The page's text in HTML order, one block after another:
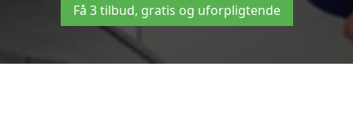
Få 3 tilbud, gratis og uforpligtende